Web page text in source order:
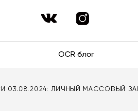
OCR блог
03.08.2024: ЛИЧНЫЙ МАССОВЫЙ